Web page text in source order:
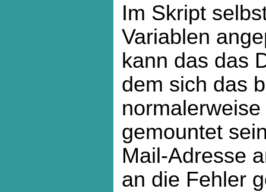
Im Skript
Variablen
kann das das
dem sich das
gemountet
Mail-Adresse
an die Fehler